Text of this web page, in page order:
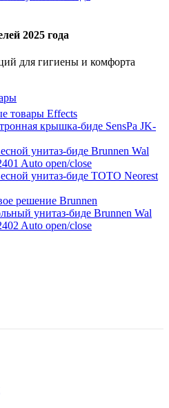
2025 года
для гигиены и комфорта
товары Effects
крышка-биде SensPa JK-
унитаз-биде Brunnen Wal
Auto open/close
унитаз-биде TOTO Neorest
решение Brunnen
унитаз-биде Brunnen Wal
Auto open/close